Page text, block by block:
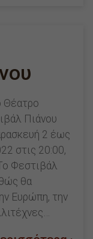
Θέατρο
Πιάνου
2 έως
στις 20:00,
Φεστιβάλ
θα
Ευρώπη, την